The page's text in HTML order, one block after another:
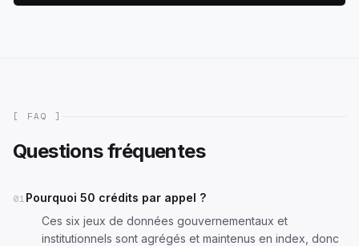
[ FAQ ]
Questions fréquentes
01 Pourquoi 50 crédits par appel ?
Ces six jeux de données gouvernementaux et
institutionnels sont agrégés et maintenus en index, donc